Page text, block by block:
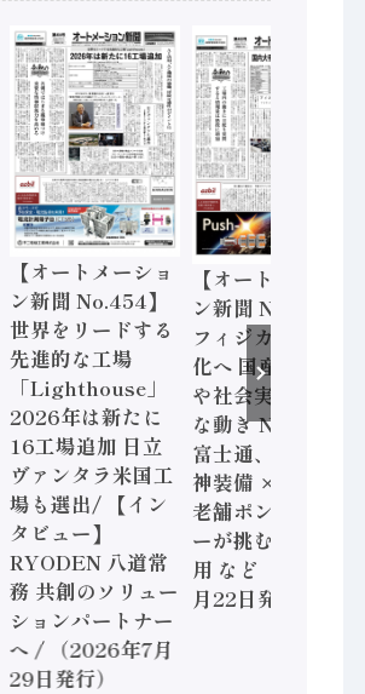
【オートメーショ
ン新聞 No.454】
世界をリードする
先進的な工場
「Lighthouse」
2026年は新たに
16工場追加 日立
ヴァンタラ米国工
場も選出/ 【イン
タビュー】
RYODEN 八道常
務 共創のソリュー
ションパートナー
へ / （2026年7月
29日発行）
【オートメーショ
ン新聞 No.453】
フィジカルAI本格
化へ 国産AI開発
や社会実装に活発
な動き Noetra、
富士通、日立 / 兵
神装備 × HMS、
老舗ポンプメーカ
ーが挑むデータ活
用 など（2026年7
月22日発行）